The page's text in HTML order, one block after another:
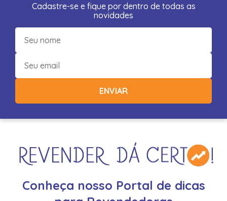
Cadastre-se e fique por dentro de todas as
novidades
ENVIAR
Conheça nosso Portal de dicas